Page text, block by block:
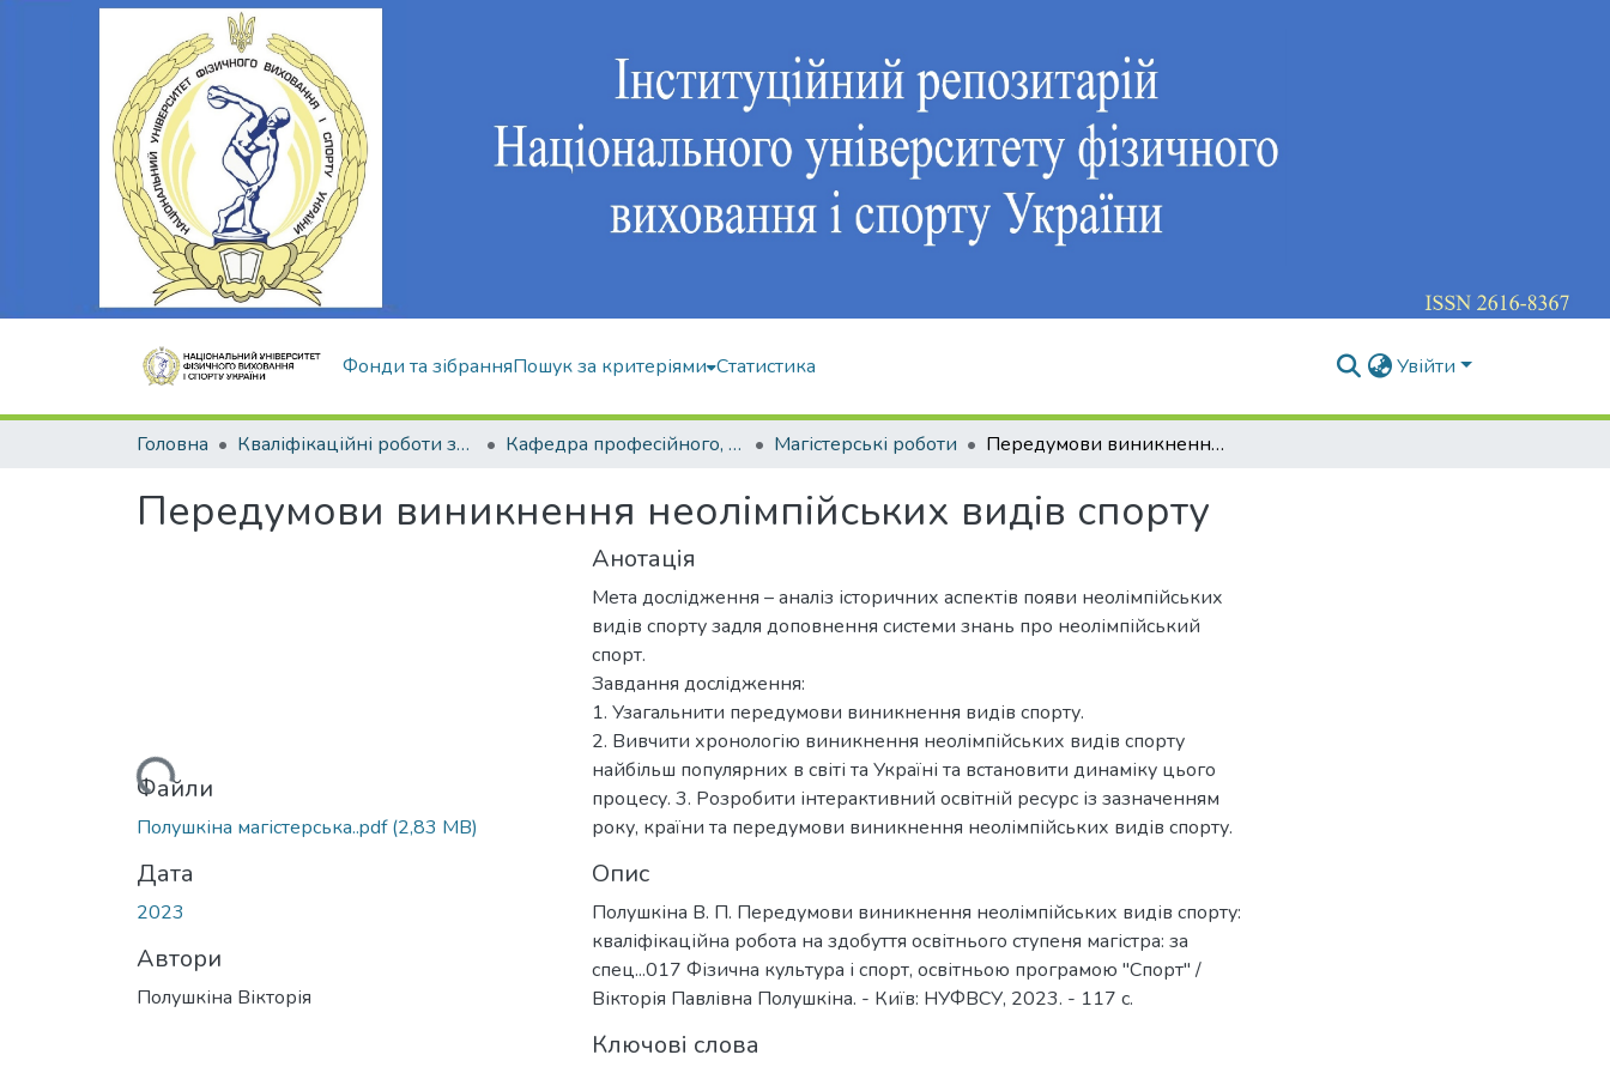
Фонди та зібранняПошук за критеріями Статистика Увійти
Головна Кваліфікаційні роботи здобувачів вищої освіти Кафедра професійного, неолімпійського та адаптивного спорту Магістерські роботи Передумови виникнення неолімпійських видів спорту
Передумови виникнення неолімпійських видів спорту
Вантажиться...Файли
Полушкіна магістерська..pdf(2,83 MB)
Дата
2023
Автори
Полушкіна Вікторія
Анотація
Мета дослідження – аналіз історичних аспектів появи неолімпійських
видів спорту задля доповнення системи знань про неолімпійський
спорт.
Завдання дослідження:
1. Узагальнити передумови виникнення видів спорту.
2. Вивчити хронологію виникнення неолімпійських видів спорту
найбільш популярних в світі та Україні та встановити динаміку цього
процесу. 3. Розробити інтерактивний освітній ресурс із зазначенням
року, країни та передумови виникнення неолімпійських видів спорту.
Опис
Полушкіна В. П. Передумови виникнення неолімпійських видів спорту:
кваліфікаційна робота на здобуття освітнього ступеня магістра: за
спец...017 Фізична культура і спорт, освітньою програмою "Спорт" /
Вікторія Павлівна Полушкіна. - Київ: НУФВСУ, 2023. - 117 с.
Ключові слова